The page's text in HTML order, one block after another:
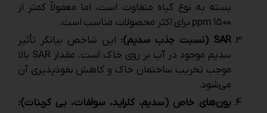
بسته به نوع گیاه متفاوت است، اما معمولاً کمتر از
۱۵۰۰ ppm برای اکثر محصولات مناسب است.
SAR (نسبت جذب سدیم):
این شاخص بیانگر تأثیر
سدیم موجود در آب بر روی خاک است. مقدار SAR بالا
موجب تخریب ساختمان خاک و کاهش نفوذپذیری آن
می‌شود.
یون‌های خاص (سدیم، کلراید، سولفات، بی‌ کربنات):